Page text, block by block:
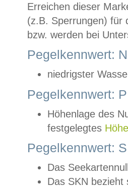
Erreichen dieser
(z.B. Sperrungen) für
bzw. werden bei
Pegelkennwert:
niedrigster
Pegelkennwert:
Höhenlage des
festgelegtes
Pegelkennwert:
Das
Das SKN